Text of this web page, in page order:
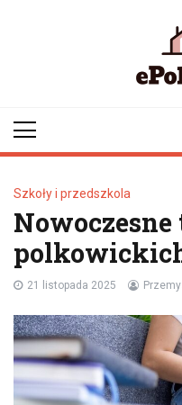
Szkoły i przedszkola
21 listopada 2025